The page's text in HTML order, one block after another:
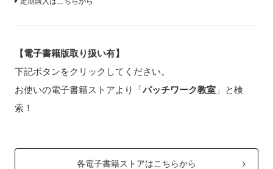
【電子書籍版取り扱い有】
下記ボタンをクリックしてください。
お使いの電子書籍ストアより「パッチワーク教室」と検
索！
各電子書籍ストアはこちらから